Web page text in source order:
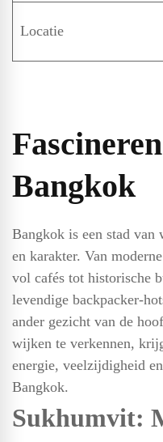
Locatie
Bangkok
Bangkok is een stad van
en karakter. Van
vol cafés tot historische
levendige backpacker-
ander gezicht van de
wijken te verkennen,
energie, veelzijdigheid
Bangkok.
Sukhumvit: